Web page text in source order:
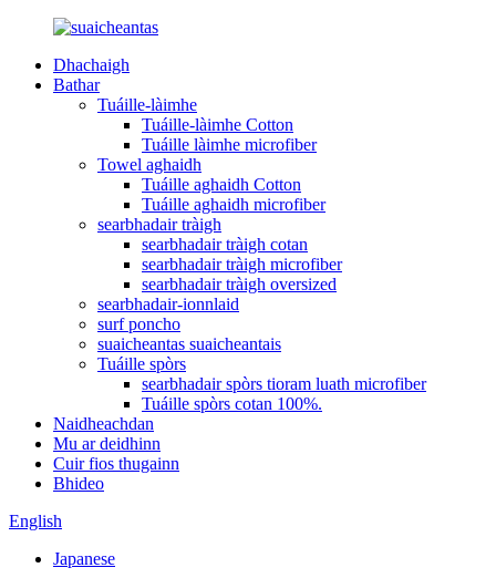
Dhachaigh
Bathar
Tuáille-làimhe
Tuáille-làimhe Cotton
Tuáille làimhe microfiber
Towel aghaidh
Tuáille aghaidh Cotton
Tuáille aghaidh microfiber
searbhadair tràigh
searbhadair tràigh cotan
searbhadair tràigh microfiber
searbhadair tràigh oversized
searbhadair-ionnlaid
surf poncho
suaicheantas suaicheantais
Tuáille spòrs
searbhadair spòrs tioram luath microfiber
Tuáille spòrs cotan 100%.
Naidheachdan
Mu ar deidhinn
Cuir fios thugainn
Bhideo
English
Japanese